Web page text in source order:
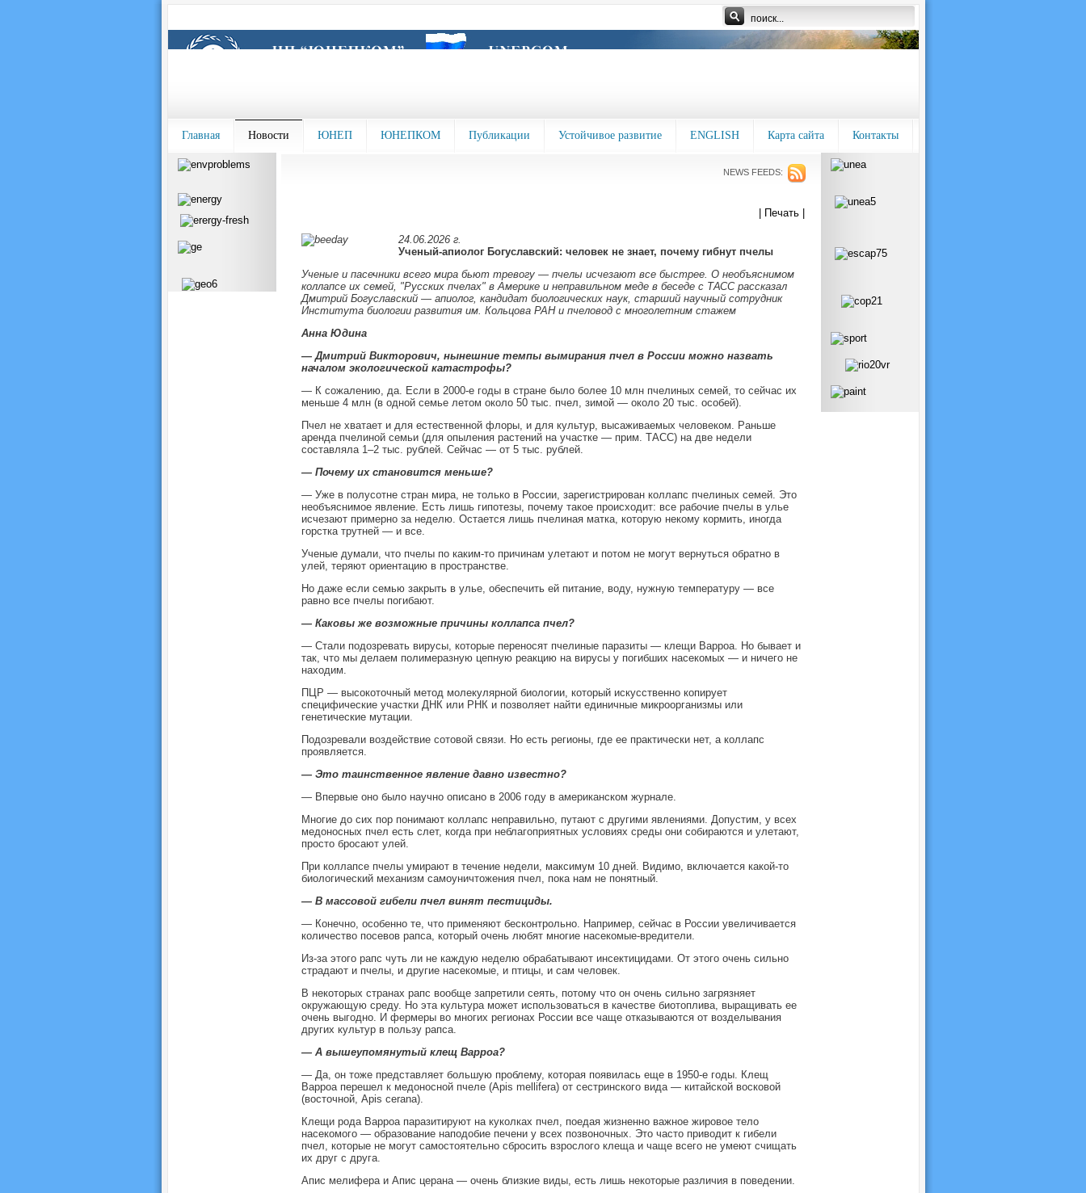
Главная Новости ЮНЕП ЮНЕПКОМ Публикации Устойчивое развитие ENGLISH Карта сайта Контакты
NEWS FEEDS:
| Печать |
24.06.2026 г.
Ученый-апиолог Богуславский: человек не знает, почему гибнут пчелы
Ученые и пасечники всего мира бьют тревогу — пчелы исчезают все быстрее. О необъяснимом
коллапсе их семей, "Русских пчелах" в Америке и неправильном меде в беседе с ТАСС рассказал
Дмитрий Богуславский — апиолог, кандидат биологических наук, старший научный сотрудник
Института биологии развития им. Кольцова РАН и пчеловод с многолетним стажем
Анна Юдина
— Дмитрий Викторович, нынешние темпы вымирания пчел в России можно назвать
началом экологической катастрофы?
— К сожалению, да. Если в 2000-е годы в стране было более 10 млн пчелиных семей, то сейчас их
меньше 4 млн (в одной семье летом около 50 тыс. пчел, зимой — около 20 тыс. особей).
Пчел не хватает и для естественной флоры, и для культур, высаживаемых человеком. Раньше
аренда пчелиной семьи (для опыления растений на участке — прим. ТАСС) на две недели
составляла 1–2 тыс. рублей. Сейчас — от 5 тыс. рублей.
— Почему их становится меньше?
— Уже в полусотне стран мира, не только в России, зарегистрирован коллапс пчелиных семей. Это
необъяснимое явление. Есть лишь гипотезы, почему такое происходит: все рабочие пчелы в улье
исчезают примерно за неделю. Остается лишь пчелиная матка, которую некому кормить, иногда
горстка трутней — и все.
Ученые думали, что пчелы по каким-то причинам улетают и потом не могут вернуться обратно в
улей, теряют ориентацию в пространстве.
Но даже если семью закрыть в улье, обеспечить ей питание, воду, нужную температуру — все
равно все пчелы погибают.
— Каковы же возможные причины коллапса пчел?
— Стали подозревать вирусы, которые переносят пчелиные паразиты — клещи Варроа. Но бывает и
так, что мы делаем полимеразную цепную реакцию на вирусы у погибших насекомых — и ничего не
находим.
ПЦР — высокоточный метод молекулярной биологии, который искусственно копирует
специфические участки ДНК или РНК и позволяет найти единичные микроорганизмы или
генетические мутации.
Подозревали воздействие сотовой связи. Но есть регионы, где ее практически нет, а коллапс
проявляется.
— Это таинственное явление давно известно?
— Впервые оно было научно описано в 2006 году в американском журнале.
Многие до сих пор понимают коллапс неправильно, путают с другими явлениями. Допустим, у всех
медоносных пчел есть слет, когда при неблагоприятных условиях среды они собираются и улетают,
просто бросают улей.
При коллапсе пчелы умирают в течение недели, максимум 10 дней. Видимо, включается какой-то
биологический механизм самоуничтожения пчел, пока нам не понятный.
— В массовой гибели пчел винят пестициды.
— Конечно, особенно те, что применяют бесконтрольно. Например, сейчас в России увеличивается
количество посевов рапса, который очень любят многие насекомые-вредители.
Из-за этого рапс чуть ли не каждую неделю обрабатывают инсектицидами. От этого очень сильно
страдают и пчелы, и другие насекомые, и птицы, и сам человек.
В некоторых странах рапс вообще запретили сеять, потому что он очень сильно загрязняет
окружающую среду. Но эта культура может использоваться в качестве биотоплива, выращивать ее
очень выгодно. И фермеры во многих регионах России все чаще отказываются от возделывания
других культур в пользу рапса.
— А вышеупомянутый клещ Варроа?
— Да, он тоже представляет большую проблему, которая появилась еще в 1950-е годы. Клещ
Варроа перешел к медоносной пчеле (Apis mellifera) от сестринского вида — китайской восковой
(восточной, Apis cerana).
Клещи рода Варроа паразитируют на куколках пчел, поедая жизненно важное жировое тело
насекомого — образование наподобие печени у всех позвоночных. Это часто приводит к гибели
пчел, которые не могут самостоятельно сбросить взрослого клеща и чаще всего не умеют счищать
их друг с друга.
Апис мелифера и Апис церана — очень близкие виды, есть лишь некоторые различия в поведении.